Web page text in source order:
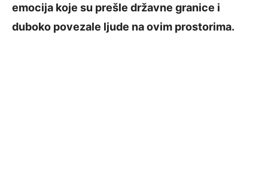
emocija koje su prešle državne granice i
duboko povezale ljude na ovim prostorima.